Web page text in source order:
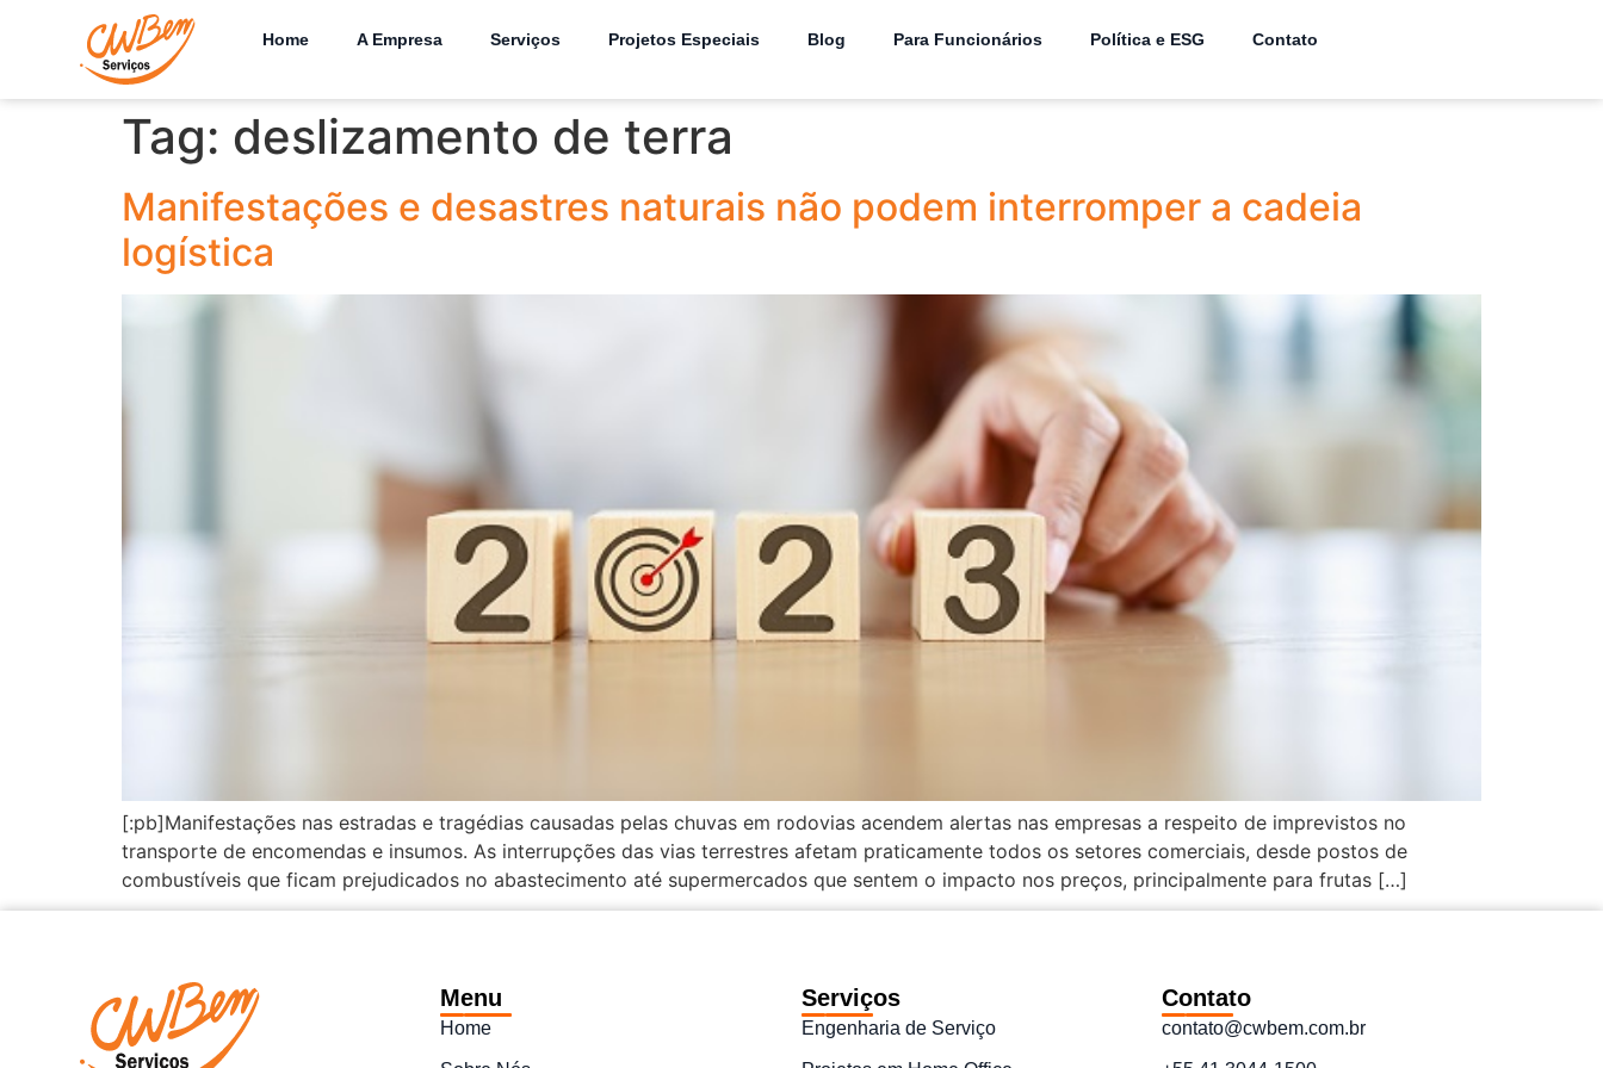
Home A Empresa Serviços Projetos Especiais Blog Para Funcionários Política e ESG Contato
Tag: deslizamento de terra
Manifestações e desastres naturais não podem interromper a cadeia
logística
[:pb]Manifestações nas estradas e tragédias causadas pelas chuvas em rodovias acendem alertas nas empresas a respeito de imprevistos no
transporte de encomendas e insumos. As interrupções das vias terrestres afetam praticamente todos os setores comerciais, desde postos de
combustíveis que ficam prejudicados no abastecimento até supermercados que sentem o impacto nos preços, principalmente para frutas […]
Menu
Home
Serviços
Engenharia de Serviço
Contato
contato@cwbem.com.br